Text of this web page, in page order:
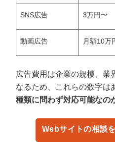
SNS広告 3万円〜
動画広告 月額10万
広告費用は企業の規模、業
なるため、これらの数字は
種類に問わず対応可能な
Webサイトの相談